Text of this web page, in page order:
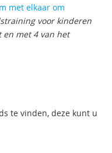
met elkaar om
voor kinderen
met 4 van het
te vinden, deze kunt u